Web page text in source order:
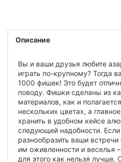
Описание
Вы и ваши друзья любите
играть по-крупному? Тогда
1000 фишек! Это будет
поводу. Фишки сделаны из
материалов, как и
нескольких цветах, а
хранить в удобном кейсе
следующей надобности. Если
разнообразить ваши
им оживленности и веселья
для этого как нельзя лучше.